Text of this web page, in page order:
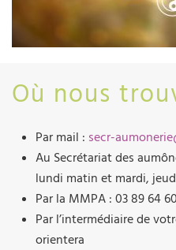
Où nous
Par mail : secr-
Au Secrétariat des
lundi matin et mardi,
Par la MMPA : 03 89 64
Par l’intermédiaire de
orientera